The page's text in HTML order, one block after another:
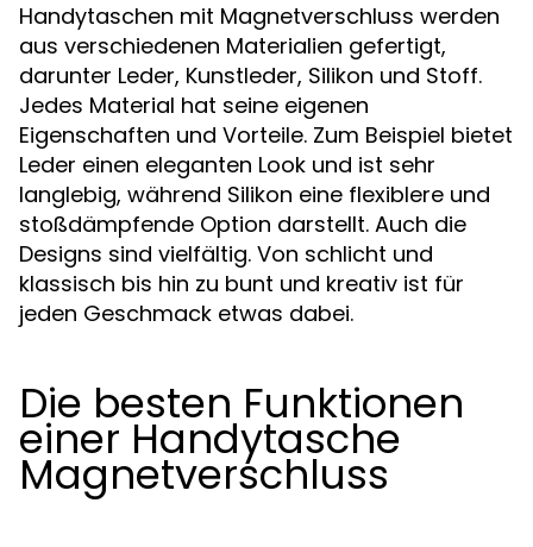
Handytaschen mit Magnetverschluss werden
aus verschiedenen Materialien gefertigt,
darunter Leder, Kunstleder, Silikon und Stoff.
Jedes Material hat seine eigenen
Eigenschaften und Vorteile. Zum Beispiel bietet
Leder einen eleganten Look und ist sehr
langlebig, während Silikon eine flexiblere und
stoßdämpfende Option darstellt. Auch die
Designs sind vielfältig. Von schlicht und
klassisch bis hin zu bunt und kreativ ist für
jeden Geschmack etwas dabei.
Die besten Funktionen
einer Handytasche
Magnetverschluss